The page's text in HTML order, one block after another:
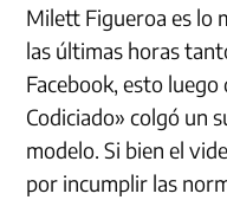
Milett Figueroa es lo
las últimas horas
Facebook, esto
Codiciado» colgó un
modelo. Si bien el
por incumplir las